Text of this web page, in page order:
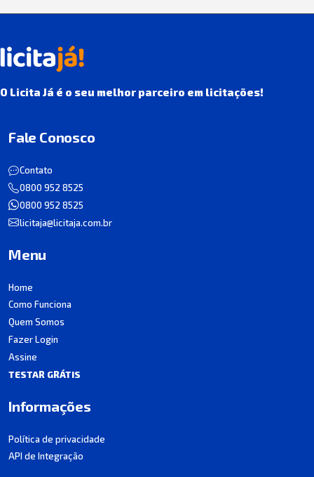
O Licita Já é o seu melhor parceiro em licitações!
Fale Conosco
Contato
0800 952 8525
0800 952 8525
licitaja@licitaja.com.br
Menu
Home
Como Funciona
Quem Somos
Fazer Login
Assine
TESTAR GRÁTIS
Informações
Política de privacidade
API de Integração